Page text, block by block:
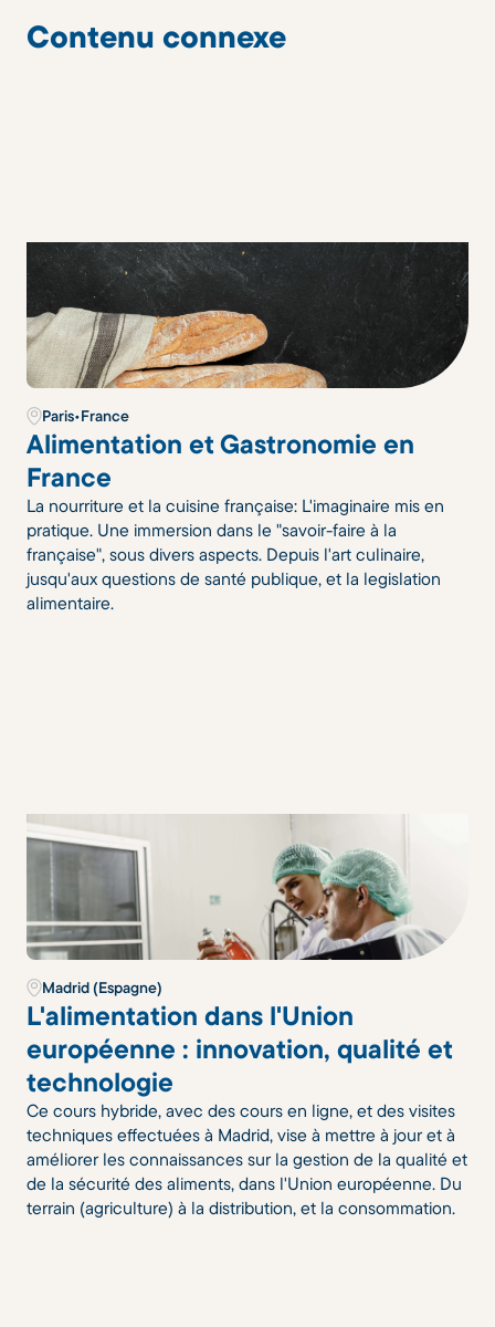
Contenu connexe
Paris•France
Alimentation et Gastronomie en
France
La nourriture et la cuisine française: L'imaginaire mis en
pratique. Une immersion dans le "savoir-faire à la
française", sous divers aspects. Depuis l'art culinaire,
jusqu'aux questions de santé publique, et la legislation
alimentaire.
Madrid (Espagne)
L'alimentation dans l'Union
européenne : innovation, qualité et
technologie
Ce cours hybride, avec des cours en ligne, et des visites
techniques effectuées à Madrid, vise à mettre à jour et à
améliorer les connaissances sur la gestion de la qualité et
de la sécurité des aliments, dans l'Union européenne. Du
terrain (agriculture) à la distribution, et la consommation.